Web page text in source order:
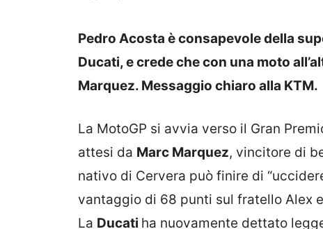
Pedro Acosta è consapevole della
Ducati, e crede che con una moto
Marquez. Messaggio chiaro alla KTM.
La MotoGP si avvia verso il Gran
attesi da Marc Marquez, vincitore di
nativo di Cervera può finire di
vantaggio di 68 punti sul fratello Alex
La Ducati ha nuovamente dettato